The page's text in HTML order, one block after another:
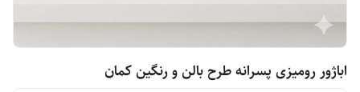
اباژور رومیزی پسرانه طرح بالن و رنگین کمان